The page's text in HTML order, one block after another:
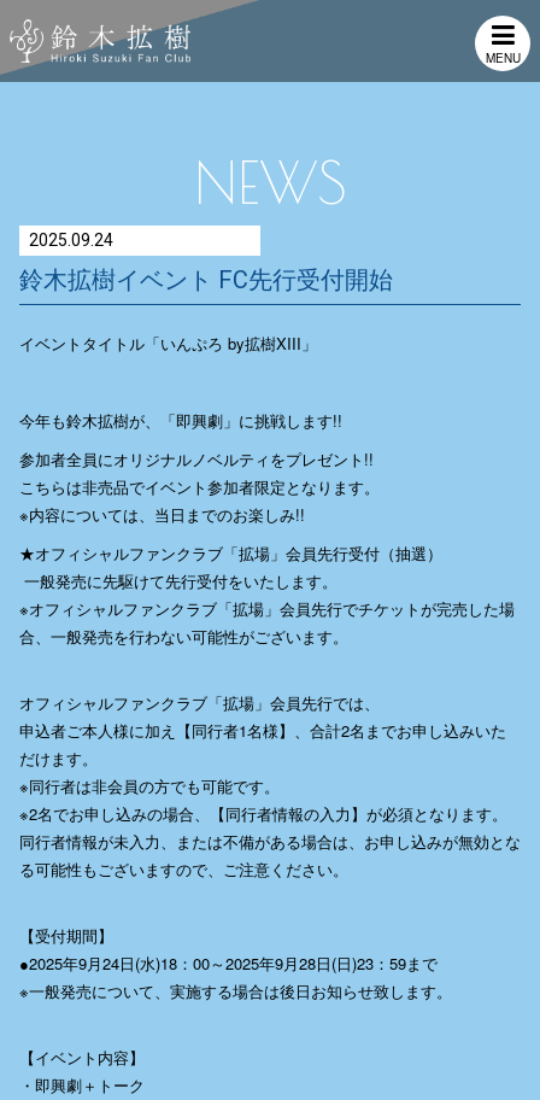
MENU
NEWS
2025.09.24
鈴木拡樹イベント FC先行受付開始
イベントタイトル「いんぷろ by拡樹XIII」
今年も鈴木拡樹が、「即興劇」に挑戦します!!
参加者全員にオリジナルノベルティをプレゼント!!
こちらは非売品でイベント参加者限定となります。
※内容については、当日までのお楽しみ!!
★オフィシャルファンクラブ「拡場」会員先行受付（抽選）
一般発売に先駆けて先行受付をいたします。
※オフィシャルファンクラブ「拡場」会員先行でチケットが完売した場
合、一般発売を行わない可能性がございます。
オフィシャルファンクラブ「拡場」会員先行では、
申込者ご本人様に加え【同行者1名様】、合計2名までお申し込みいた
だけます。
※同行者は非会員の方でも可能です。
※2名でお申し込みの場合、【同行者情報の入力】が必須となります。
同行者情報が未入力、または不備がある場合は、お申し込みが無効とな
る可能性もございますので、ご注意ください。
【受付期間】
●2025年9月24日(水)18：00～2025年9月28日(日)23：59まで
※一般発売について、実施する場合は後日お知らせ致します。
【イベント内容】
・即興劇＋トーク